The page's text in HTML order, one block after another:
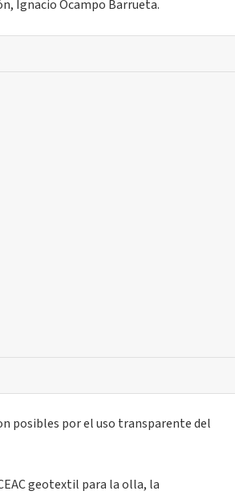
Ignacio Ocampo Barrueta.
posibles por el uso transparente del
geotextil para la olla, la